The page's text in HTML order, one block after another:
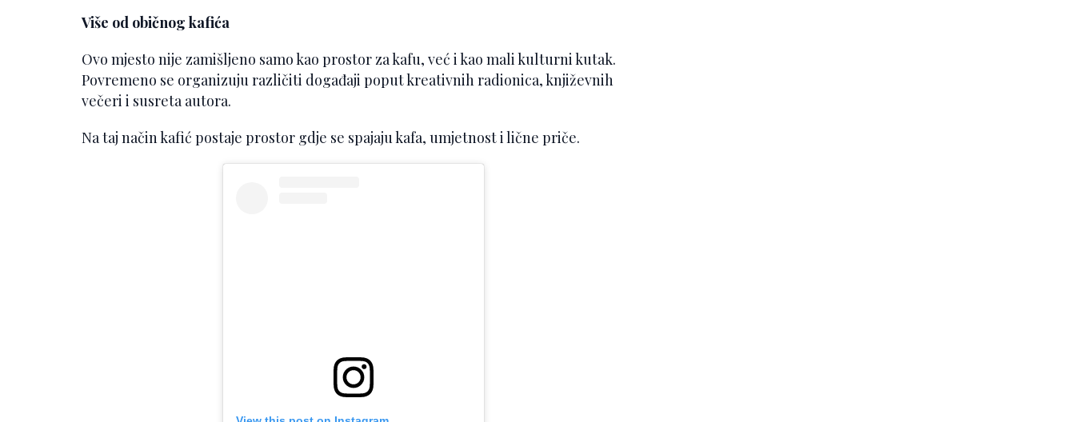
Više od običnog kafića
Ovo mjesto nije zamišljeno samo kao prostor za kafu, već i kao mali kulturni kutak.
Povremeno se organizuju različiti događaji poput kreativnih radionica, književnih
večeri i susreta autora.
Na taj način kafić postaje prostor gdje se spajaju kafa, umjetnost i lične priče.